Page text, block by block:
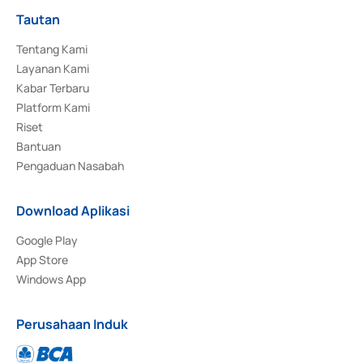
Tautan
Tentang Kami
Layanan Kami
Kabar Terbaru
Platform Kami
Riset
Bantuan
Pengaduan Nasabah
Download Aplikasi
Google Play
App Store
Windows App
Perusahaan Induk